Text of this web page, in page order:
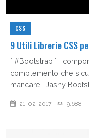
CSS
9 Utili Librerie CSS
[ #Bootstrap ] I
complemento che
mancare! Jasny
21-02-2017 9,688